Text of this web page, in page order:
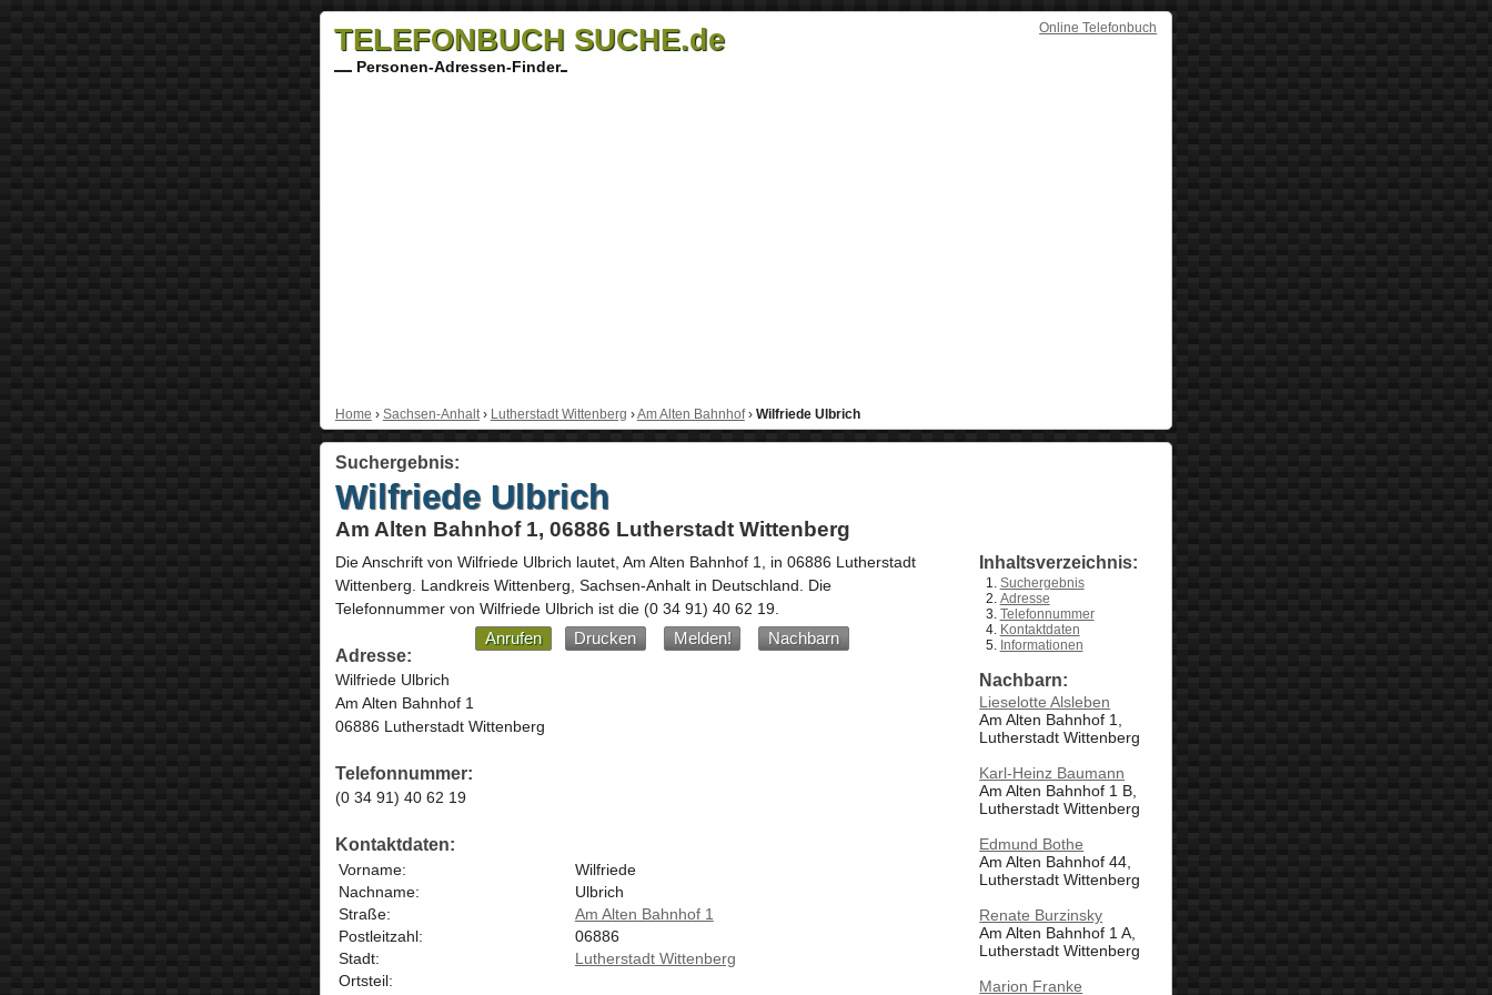
Online Telefonbuch
TELEFONBUCH SUCHE.de
Personen-Adressen-Finder
Home › Sachsen-Anhalt› Lutherstadt Wittenberg ›Am Alten Bahnhof› Wilfriede Ulbrich
Suchergebnis:
Wilfriede Ulbrich
Am Alten Bahnhof 1, 06886 Lutherstadt Wittenberg
Die Anschrift von Wilfriede Ulbrich lautet, Am Alten Bahnhof 1 , in 06886 Lutherstadt
Wittenberg . Landkreis Wittenberg, Sachsen-Anhaltin Deutschland
Die
Telefonnummer von Wilfriede Ulbrich ist die (0 34 91) 40 62 19.
Anrufen Drucken Melden!
Nachbarn
Adresse:
Wilfriede Ulbrich
Am Alten Bahnhof 1
06886 Lutherstadt Wittenberg
Telefonnummer:
(0 34 91) 40 62 19
Kontaktdaten:
Vorname:
Wilfriede
Nachname:
Ulbrich
Straße:
Am Alten Bahnhof 1
Postleitzahl:
06886
Stadt:
Lutherstadt Wittenberg
Ortsteil:
Inhaltsverzeichnis:
Suchergebnis
Adresse
Telefonnummer
Kontaktdaten
Informationen
Nachbarn:
Lieselotte Alsleben
Am Alten Bahnhof 1,
Lutherstadt Wittenberg
Karl-Heinz Baumann
Am Alten Bahnhof 1 B,
Lutherstadt Wittenberg
Edmund Bothe
Am Alten Bahnhof 44,
Lutherstadt Wittenberg
Renate Burzinsky
Am Alten Bahnhof 1 A,
Lutherstadt Wittenberg
Marion Franke